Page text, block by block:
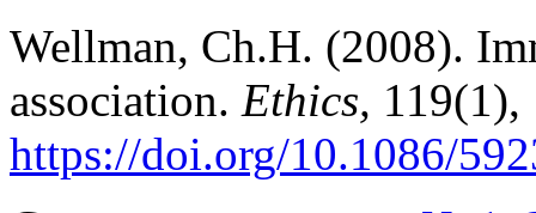
Wellman, Ch.H. (2008).
association. Ethics, 119(1),
https://doi.org/10.1086/